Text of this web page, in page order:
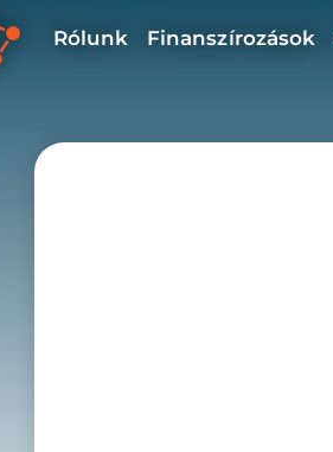
Rólunk Finanszírozások